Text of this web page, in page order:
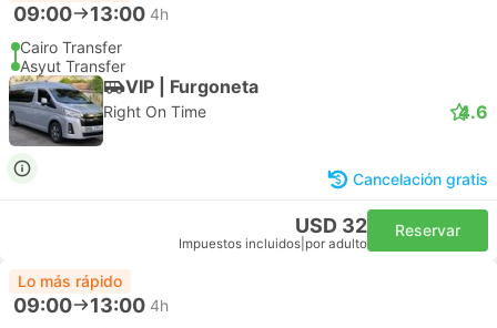
09:00 13:00 4h
Cairo Transfer
Asyut Transfer
VIP | Furgoneta
Right On Time 4.6
Cancelación gratis
USD 32
Impuestos incluidos por adulto
Reservar
Lo más rápido
09:00 13:00 4h